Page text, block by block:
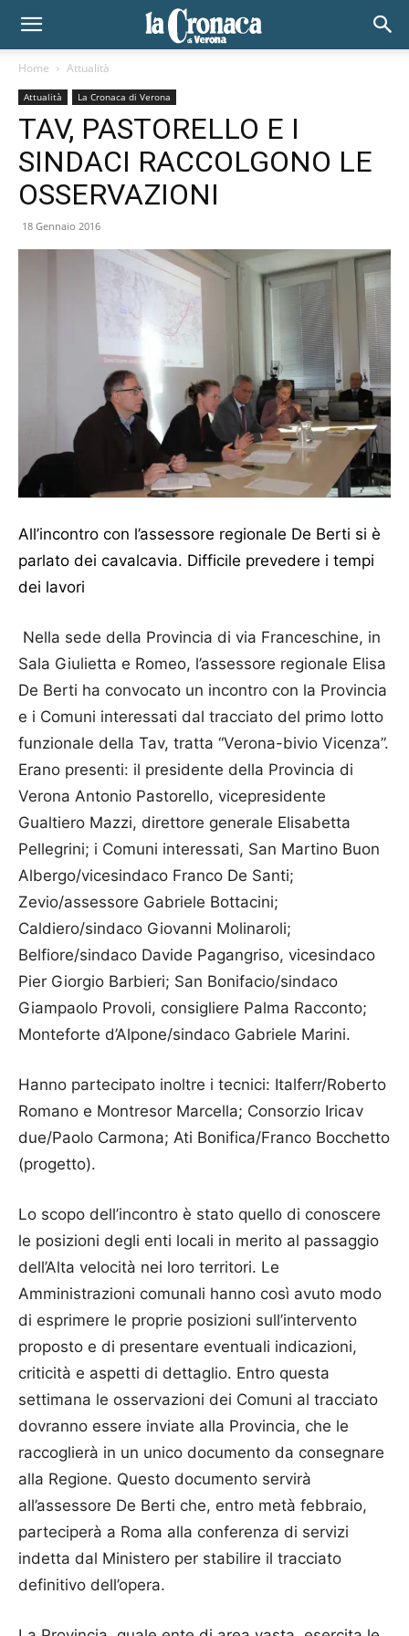
Home Attualità
Attualità La Cronaca di Verona
TAV, PASTORELLO E I
SINDACI RACCOLGONO LE
OSSERVAZIONI
18 Gennaio 2016
All’incontro con l’assessore regionale De Berti si è
parlato dei cavalcavia. Difficile prevedere i tempi
dei lavori
Nella sede della Provincia di via Franceschine, in
Sala Giulietta e Romeo, l’assessore regionale Elisa
De Berti ha convocato un incontro con la Provincia
e i Comuni interessati dal tracciato del primo lotto
funzionale della Tav, tratta “Verona-bivio Vicenza”.
Erano presenti: il presidente della Provincia di
Verona Antonio Pastorello, vicepresidente
Gualtiero Mazzi, direttore generale Elisabetta
Pellegrini; i Comuni interessati, San Martino Buon
Albergo/vicesindaco Franco De Santi;
Zevio/assessore Gabriele Bottacini;
Caldiero/sindaco Giovanni Molinaroli;
Belfiore/sindaco Davide Pagangriso, vicesindaco
Pier Giorgio Barbieri; San Bonifacio/sindaco
Giampaolo Provoli, consigliere Palma Racconto;
Monteforte d’Alpone/sindaco Gabriele Marini.
Hanno partecipato inoltre i tecnici: Italferr/Roberto
Romano e Montresor Marcella; Consorzio Iricav
due/Paolo Carmona; Ati Bonifica/Franco Bocchetto
(progetto).
Lo scopo dell’incontro è stato quello di conoscere
le posizioni degli enti locali in merito al passaggio
dell’Alta velocità nei loro territori. Le
Amministrazioni comunali hanno così avuto modo
di esprimere le proprie posizioni sull’intervento
proposto e di presentare eventuali indicazioni,
criticità e aspetti di dettaglio. Entro questa
settimana le osservazioni dei Comuni al tracciato
dovranno essere inviate alla Provincia, che le
raccoglierà in un unico documento da consegnare
alla Regione. Questo documento servirà
all’assessore De Berti che, entro metà febbraio,
parteciperà a Roma alla conferenza di servizi
indetta dal Ministero per stabilire il tracciato
definitivo dell’opera.